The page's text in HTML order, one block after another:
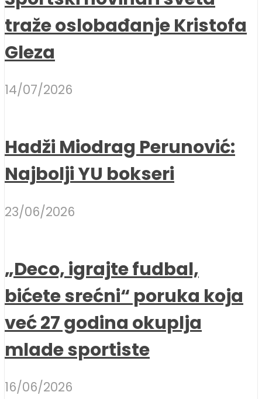
traže oslobađanje Kristofa
Gleza
14/07/2026
Hadži Miodrag Perunović:
Najbolji YU bokseri
23/06/2026
„Deco, igrajte fudbal,
bićete srećni“ poruka koja
već 27 godina okuplja
mlade sportiste
16/06/2026